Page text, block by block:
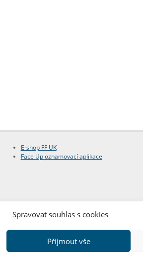
Spravovat souhlas s cookies
Přijmout vše
E-shop FF UK
Face Up oznamovací aplikace